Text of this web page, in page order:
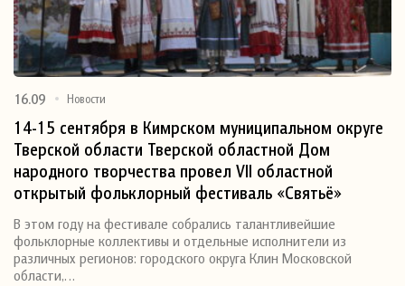
16.09 Новости
14-15 сентября в Кимрском муниципальном округе
Тверской области Тверской областной Дом
народного творчества провел VII областной
открытый фольклорный фестиваль «Святьё»
В этом году на фестивале собрались талантливейшие
фольклорные коллективы и отдельные исполнители из
различных регионов: городского округа Клин Московской
области,…